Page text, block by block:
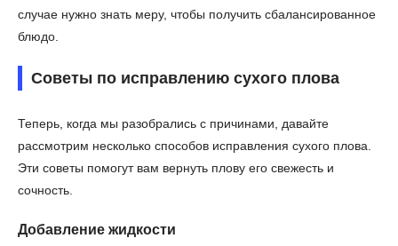
случае нужно знать меру, чтобы получить сбалансированное
блюдо.
Советы по исправлению сухого плова
Теперь, когда мы разобрались с причинами, давайте
рассмотрим несколько способов исправления сухого плова.
Эти советы помогут вам вернуть плову его свежесть и
сочность.
Добавление жидкости